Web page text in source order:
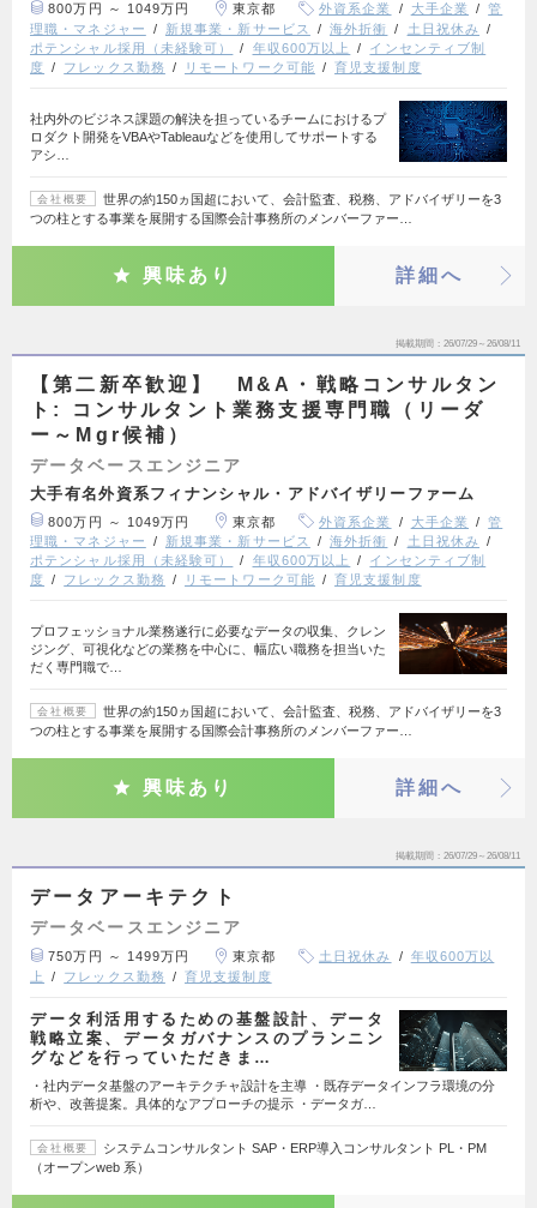
800万円 ～ 1049万円 東京都 外資系企業 大手企業
管
理職・マネジャー
新規事業・新サービス 海外折衝
土日祝休み
ポテンシャル採用（未経験可）
年収600万以上
インセンティブ制
度
フレックス勤務 リモートワーク可能 育児支援制度
社内外のビジネス課題の解決を担っているチームにおけるプ
ロダクト開発をVBAやTableauなどを使用してサポートする
アシ…
会社概要
世界の約150ヵ国超において、会計監査、税務、アドバイザリーを3
つの柱とする事業を展開する国際会計事務所のメンバーファー…
興味あり 詳細へ
掲載期間 26/07/29～26/08/11
【第二新卒歓迎】 M&A・戦略コンサルタン
ト: コンサルタント業務支援専門職（リーダ
ー～Mgr候補）
データベースエンジニア
大手有名外資系フィナンシャル・アドバイザリーファーム
800万円 ～ 1049万円 東京都 外資系企業 大手企業
管
理職・マネジャー
新規事業・新サービス 海外折衝
土日祝休み
ポテンシャル採用（未経験可）
年収600万以上
インセンティブ制
度
フレックス勤務 リモートワーク可能 育児支援制度
プロフェッショナル業務遂行に必要なデータの収集、クレン
ジング、可視化などの業務を中心に、幅広い職務を担当いた
だく専門職で…
会社概要
世界の約150ヵ国超において、会計監査、税務、アドバイザリーを3
つの柱とする事業を展開する国際会計事務所のメンバーファー…
興味あり 詳細へ
掲載期間 26/07/29～26/08/11
データアーキテクト
データベースエンジニア
750万円 ～ 1499万円 東京都 土日祝休み
年収600万以
上
フレックス勤務 育児支援制度
データ利活用するための基盤設計、データ
戦略立案、データガバナンスのプランニン
グなどを行っていただきま…
・社内データ基盤のアーキテクチャ設計を主導 ・既存データインフラ環境の分
析や、改善提案。具体的なアプローチの提示 ・データガ…
会社概要
システムコンサルタント SAP・ERP導⼊コンサルタント PL・PM
（オープンweb 系）